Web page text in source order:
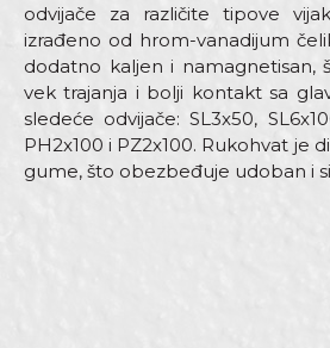
odvijače za različite tipove
izrađeno od hrom-vanadijum
dodatno kaljen i namagnetisan,
vek trajanja i bolji kontakt sa
sledeće odvijače: SL3x50,
PH2x100 i PZ2x100. Rukohvat je
gume, što obezbeđuje udoban i